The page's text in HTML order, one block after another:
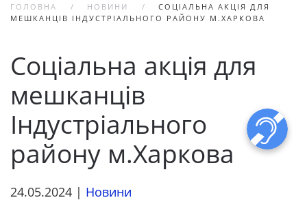
ГОЛОВНА НОВИНИ
СОЦІАЛЬНА АКЦІЯ ДЛЯ
МЕШКАНЦІВ ІНДУСТРІАЛЬНОГО РАЙОНУ М.ХАРКОВА
Соціальна акція для
мешканців
Індустріального
району м.Харкова
24.05.2024 | Новини